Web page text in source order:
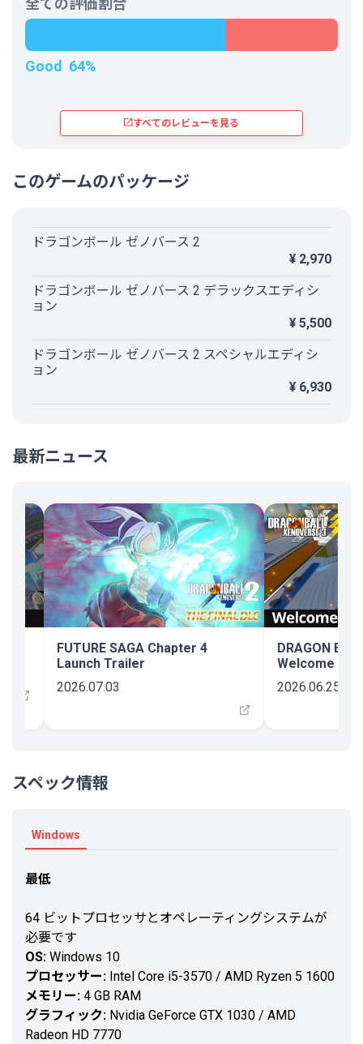
全ての評価割合
Good 64%
すべてのレビューを見る
このゲームのパッケージ
ドラゴンボール ゼノバース 2
¥ 2,970
ドラゴンボール ゼノバース 2 デラックスエディシ
ョン
¥ 5,500
ドラゴンボール ゼノバース 2 スペシャルエディシ
ョン
¥ 6,930
最新ニュース
FUTURE SAGA Chapter 4
Launch Trailer
2026.07.03
DRAGON
Welcome to
2026.06.25
スペック情報
Windows
最低
64 ビットプロセッサとオペレーティングシステムが
必要です
OS: Windows 10
プロセッサー: Intel Core i5-3570 / AMD Ryzen 5 1600
メモリー: 4 GB RAM
グラフィック: Nvidia GeForce GTX 1030 / AMD
Radeon HD 7770